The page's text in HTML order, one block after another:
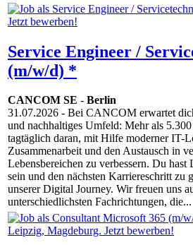
Service Engineer /
(m/w/d) *
CANCOM SE - Berlin
31.07.2026 - Bei CANCOM erwartet
und nachhaltiges Umfeld: Mehr als
tagtäglich daran, mit Hilfe moderner IT-
Zusammenarbeit und den Austausch in
Lebensbereichen zu verbessern. Du
sein und den nächsten Karriereschritt zu
unserer Digital Journey. Wir freuen uns
unterschiedlichsten Fachrichtungen, die...